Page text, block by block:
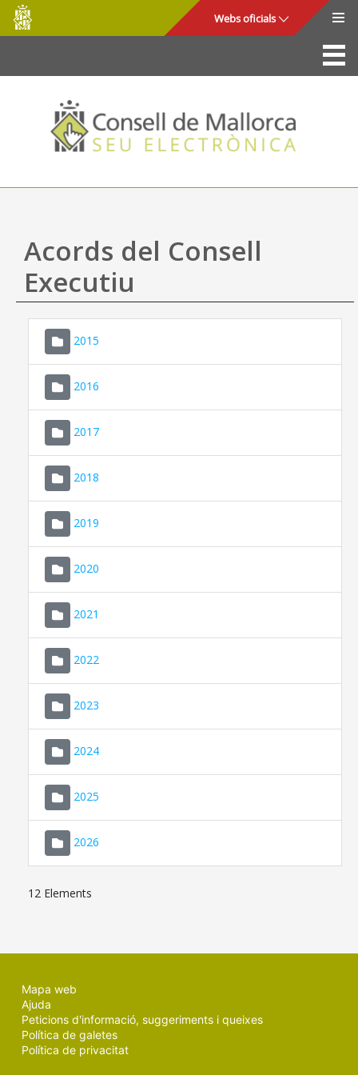
Salta al contingut principal
Consell
de
Mallorca
Webs oficials
La Seu
Consell de Mallorca
Accés i seguretat
Utilitats
Ajuda
Acords del Consell
Executiu
2015
2016
2017
2018
2019
2020
2021
2022
2023
2024
2025
2026
12 Elements
Mapa web
Ajuda
Peticions d'informació, suggeriments i queixes
Política de galetes
Política de privacitat